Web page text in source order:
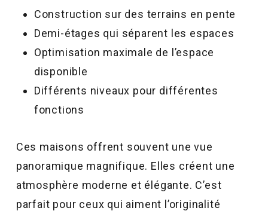
Construction sur des terrains en pente
Demi-étages qui séparent les espaces
Optimisation maximale de l’espace
disponible
Différents niveaux pour différentes
fonctions
Ces maisons offrent souvent une vue
panoramique magnifique. Elles créent une
atmosphère moderne et élégante. C’est
parfait pour ceux qui aiment l’originalité